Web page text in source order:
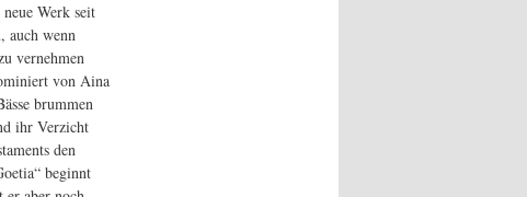
Werk seit
auch wenn
vernehmen
von Aina
brummen
ihr Verzicht
den
beginnt